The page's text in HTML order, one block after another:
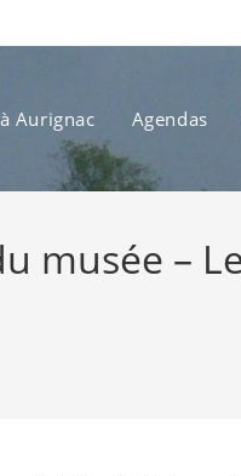
Aurignac Agendas
musée –